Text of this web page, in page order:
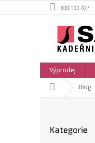
na
800 100 427
Výprodej
Domů Blog
kategorie
Kategorie